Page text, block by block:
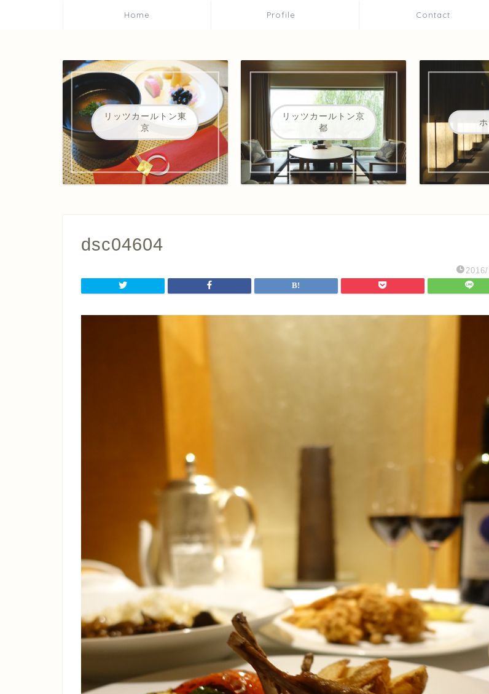
Home Profile Contact
リッツカールトン東
京
リッツカールトン京
都
dsc04604